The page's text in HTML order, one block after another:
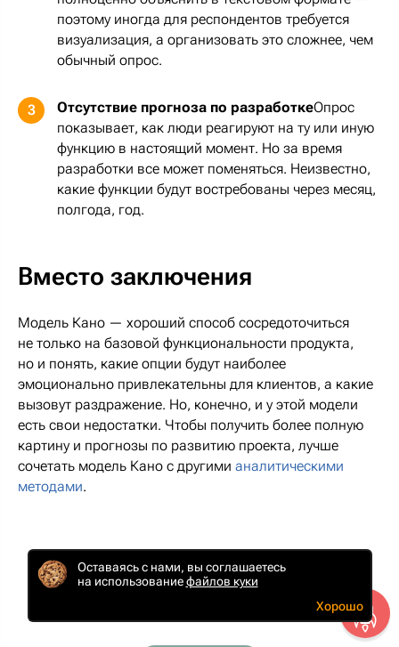
поэтому иногда для респондентов требуется
визуализация, а организовать это сложнее, чем
обычный опрос.
3 Отсутствие прогноза по разработкеОпрос
показывает, как люди реагируют на ту или иную
функцию в настоящий момент. Но за время
разработки все может поменяться. Неизвестно,
какие функции будут востребованы через месяц,
полгода, год.
Вместо заключения
Модель Кано — хороший способ сосредоточиться
не только на базовой функциональности продукта,
но и понять, какие опции будут наиболее
эмоционально привлекательны для клиентов, а какие
вызовут раздражение. Но, конечно, и у этой модели
есть свои недостатки. Чтобы получить более полную
картину и прогнозы по развитию проекта, лучше
сочетать модель Кано с другими аналитическими
методами.
Оставаясь с нами, вы соглашаетесь
на использованиефайлов куки
Хорошо